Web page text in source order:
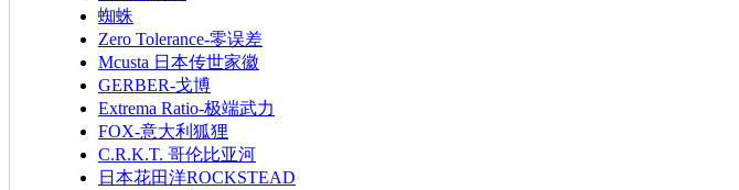
蜘蛛
Zero Tolerance-零误差
Mcusta 日本传世家徽
GERBER-戈博
Extrema Ratio-极端武力
FOX-意大利狐狸
C.R.K.T. 哥伦比亚河
日本花田洋ROCKSTEAD